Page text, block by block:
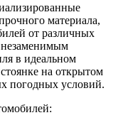
материала,
от различных
в идеальном
на открытом
погодных условий.